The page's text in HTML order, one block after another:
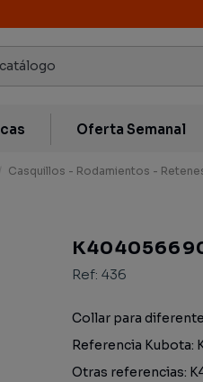
Oferta Semanal
Casquillos - Rodamientos -
Ref: 436
Collar para
Referencia Kubota:
Otras referencias: